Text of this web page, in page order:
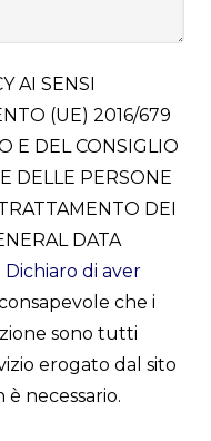
AI SENSI
(UE) 2016/679
E DEL CONSIGLIO
DELLE PERSONE
DEI
DATA
Dichiaro di aver
che i
sono tutti
erogato dal sito
necessario.